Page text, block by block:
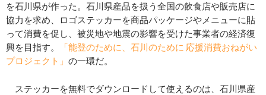
を石川県が作った。石川県産品を扱う全国の飲食店や販売店に
協力を求め、ロゴステッカーを商品パッケージやメニューに貼
って消費を促し、被災地や地震の影響を受けた事業者の経済復
興を目指す。
「能登のために、石川のために 応援消費おねがい
プロジェクト」 の一環だ。
ステッカーを無料でダウンロードして使えるのは、石川県産